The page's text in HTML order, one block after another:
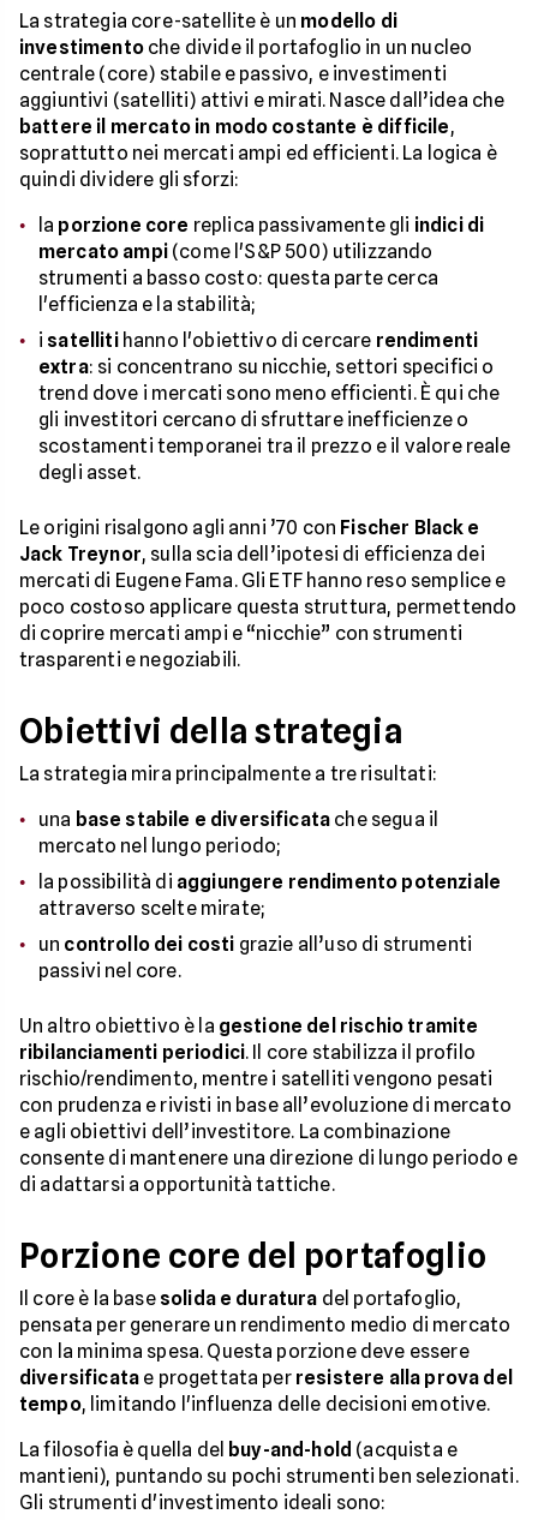
La strategia core-satellite è un modello di
investimentoche divide il portafoglio in un nucleo
centrale (core) stabile e passivo, e investimenti
aggiuntivi (satelliti) attivi e mirati. Nasce dall’idea che
battere il mercato in modo costante è difficile,
soprattutto nei mercati ampi ed efficienti. La logica è
quindi dividere gli sforzi:
la porzione core replica passivamente gli indici di
mercato ampi(come l'S&P 500) utilizzando
strumenti a basso costo: questa parte cerca
l'efficienza e la stabilità;
i satellitihanno l'obiettivo di cercare rendimenti
extra: si concentrano su nicchie, settori specifici o
trend dove i mercati sono meno efficienti. È qui che
gli investitori cercano di sfruttare inefficienze o
scostamenti temporanei tra il prezzo e il valore reale
degli asset.
Le origini risalgono agli anni ’70 con Fischer Black e
Jack Treynor, sulla scia dell’ipotesi di efficienza dei
mercati di Eugene Fama. Gli ETF hanno reso semplice e
poco costoso applicare questa struttura, permettendo
di coprire mercati ampi e “nicchie” con strumenti
trasparenti e negoziabili.
Obiettivi della strategia
La strategia mira principalmente a tre risultati:
una base stabile e diversificata che segua il
mercato nel lungo periodo;
la possibilità di aggiungere rendimento potenziale
attraverso scelte mirate;
un controllo dei costi grazie all’uso di strumenti
passivi nel core.
Un altro obiettivo è la gestione del rischio tramite
ribilanciamenti periodici. Il core stabilizza il profilo
rischio/rendimento, mentre i satelliti vengono pesati
con prudenza e rivisti in base all’evoluzione di mercato
e agli obiettivi dell’investitore. La combinazione
consente di mantenere una direzione di lungo periodo e
di adattarsi a opportunità tattiche.
Porzione core del portafoglio
Il core è la base solida e duratura del portafoglio,
pensata per generare un rendimento medio di mercato
con la minima spesa. Questa porzione deve essere
diversificata e progettata per resistere alla prova del
tempo, limitando l'influenza delle decisioni emotive.
La filosofia è quella del buy-and-hold (acquista e
mantieni), puntando su pochi strumenti ben selezionati.
Gli strumenti d'investimento ideali sono: